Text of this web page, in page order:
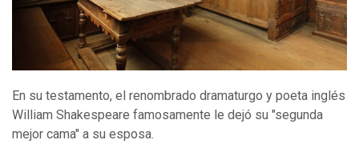
En su testamento, el renombrado dramaturgo y poeta inglés
William Shakespeare famosamente le dejó su "segunda
mejor cama" a su esposa.